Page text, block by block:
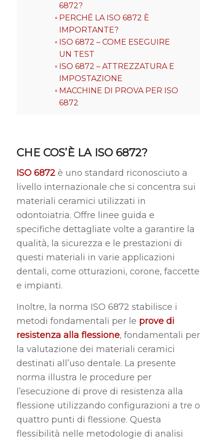
6872?
PERCHÉ LA ISO 6872 È
IMPORTANTE?
ISO 6872 – COME ESEGUIRE
UN TEST
ISO 6872 – ATTREZZATURA E
IMPOSTAZIONE
MACCHINE DI PROVA PER ISO
6872
CHE COS’È LA ISO 6872?
ISO 6872è uno standard riconosciuto a
livello internazionale che si concentra sui
materiali ceramici utilizzati in
odontoiatria. Offre linee guida e
specifiche dettagliate volte a garantire la
qualità, la sicurezza e le prestazioni di
questi materiali in varie applicazioni
dentali, come otturazioni, corone, faccette
e impianti.
Inoltre, la norma ISO 6872 stabilisce i
metodi fondamentali per le prove di
resistenza alla flessione, fondamentali per
la valutazione dei materiali ceramici
destinati all’uso dentale. La presente
norma illustra le procedure per
l’esecuzione di prove di resistenza alla
flessione utilizzando configurazioni a tre o
quattro punti di flessione. Questa
flessibilità nelle metodologie di analisi